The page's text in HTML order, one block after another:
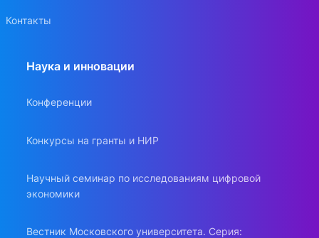
Контакты
Наука и инновации
Конференции
Конкурсы на гранты и НИР
Научный семинар по исследованиям цифровой
экономики
Вестник Московского университета. Серия: